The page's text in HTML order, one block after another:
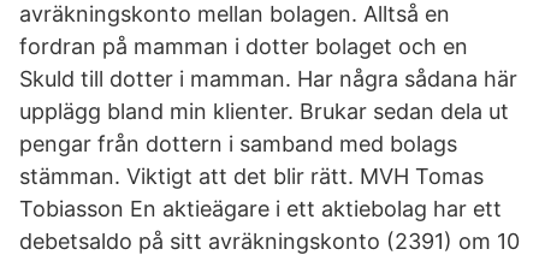
avräkningskonto mellan bolagen. Alltså en
fordran på mamman i dotter bolaget och en
Skuld till dotter i mamman. Har några sådana här
upplägg bland min klienter. Brukar sedan dela ut
pengar från dottern i samband med bolags
stämman. Viktigt att det blir rätt. MVH Tomas
Tobiasson En aktieägare i ett aktiebolag har ett
debetsaldo på sitt avräkningskonto (2391) om 10